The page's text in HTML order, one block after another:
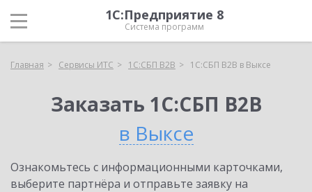
1С:Предприятие 8
Система программ
Главная Сервисы ИТС 1С:СБП B2B 1С:СБП B2B в Выксе
Заказать 1С:СБП B2B
в Выксе
Ознакомьтесь с информационными карточками,
выберите партнёра и отправьте заявку на